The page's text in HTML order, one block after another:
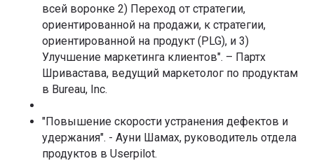
всей воронке 2) Переход от стратегии,
ориентированной на продажи, к стратегии,
ориентированной на продукт (PLG), и 3)
Улучшение маркетинга клиентов". – Партх
Шривастава, ведущий маркетолог по продуктам
в Bureau, Inc.
"Повышение скорости устранения дефектов и
удержания". - Ауни Шамах, руководитель отдела
продуктов в Userpilot.